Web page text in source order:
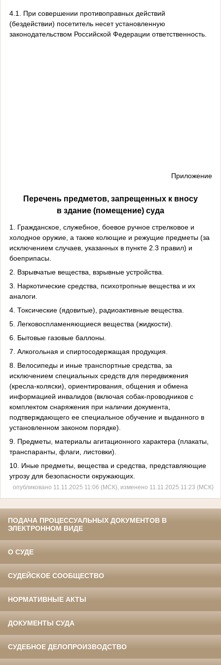
4.1. При совершении противоправных действий
(бездействии) посетитель несет установленную
законодательством Российской Федерации ответственность.
Приложение
Перечень предметов, запрещенных к вносу
в здание (помещение) суда
1. Гражданское, служебное, боевое ручное стрелковое и
холодное оружие, а также колющие и режущие предметы (за
исключением случаев, указанных в пункте 2.3 правил) и
боеприпасы.
2. Взрывчатые вещества, взрывные устройства.
3. Наркотические средства, психотропные вещества и их
аналоги.
4. Токсические (ядовитые), радиоактивные вещества.
5. Легковоспламеняющиеся вещества (жидкости).
6. Бытовые газовые баллоны.
7. Алкогольная и спиртосодержащая продукция.
8. Велосипеды и иные транспортные средства, за
исключением специальных средств для передвижения
(кресла-коляски), ориентирования, общения и обмена
информацией инвалидов (включая собак-проводников с
комплектом снаряжения при наличии документа,
подтверждающего ее специальное обучение и выданного в
установленном законом порядке).
9. Предметы, материалы агитационного характера (плакаты,
транспаранты, флаги, листовки).
10. Иные предметы, вещества и средства, представляющие
угрозу для безопасности окружающих.
опубликовано 11.11.2025 11:06 (МСК), изменено 11.11.2025 11:23 (МСК)
ПОДАЧА ПРОЦЕССУАЛЬНЫХ ДОКУМЕНТОВ В
ЭЛЕКТРОННОМ ВИДЕ
О СУДЕ
СУДЕЙСКОЕ СООБЩЕСТВО
НОРМАТИВНЫЕ АКТЫ
ДОКУМЕНТЫ СУДА
СУДЕБНОЕ ДЕЛОПРОИЗВОДСТВО